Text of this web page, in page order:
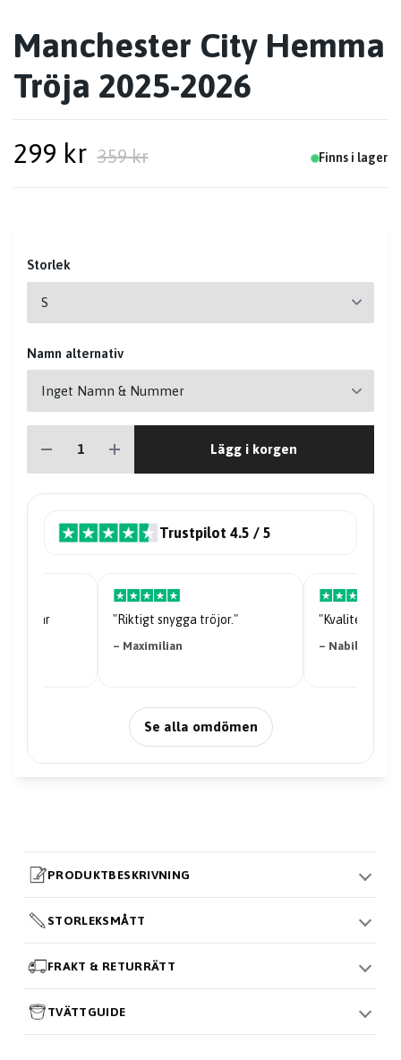
Manchester City Hemma
Tröja 2025-2026
299 kr 359 kr Finns i lager
Storlek
Namn alternativ
Lägg i korgen
Trustpilot 4.5 / 5
är "Riktigt snygga tröjor."
– Maximilian
"Kvaliteten på
– Nabil Abdi
Se alla omdömen
PRODUKTBESKRIVNING
STORLEKSMÅTT
FRAKT & RETURRÄTT
TVÄTTGUIDE